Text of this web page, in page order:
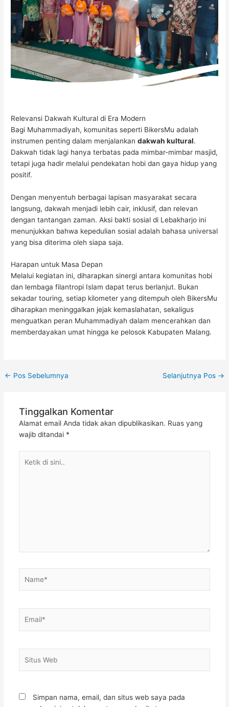
Relevansi Dakwah Kultural di Era Modern
Bagi Muhammadiyah, komunitas seperti BikersMu adalah
instrumen penting dalam menjalankandakwah kultural.
Dakwah tidak lagi hanya terbatas pada mimbar-mimbar masjid,
tetapi juga hadir melalui pendekatan hobi dan gaya hidup yang
positif.
Dengan menyentuh berbagai lapisan masyarakat secara
langsung, dakwah menjadi lebih cair, inklusif, dan relevan
dengan tantangan zaman. Aksi bakti sosial di Lebakharjo ini
menunjukkan bahwa kepedulian sosial adalah bahasa universal
yang bisa diterima oleh siapa saja.
Harapan untuk Masa Depan
Melalui kegiatan ini, diharapkan sinergi antara komunitas hobi
dan lembaga filantropi Islam dapat terus berlanjut. Bukan
sekadar touring, setiap kilometer yang ditempuh oleh BikersMu
diharapkan meninggalkan jejak kemaslahatan, sekaligus
menguatkan peran Muhammadiyah dalam mencerahkan dan
memberdayakan umat hingga ke pelosok Kabupaten Malang.
← Pos Sebelumnya Selanjutnya Pos →
Tinggalkan Komentar
Alamat email Anda tidak akan dipublikasikan. Ruas yang
wajib ditandai *
Web
Simpan nama, email, dan situs web saya pada